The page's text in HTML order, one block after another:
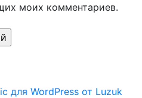
моих комментариев.
для WordPress от Luzuk